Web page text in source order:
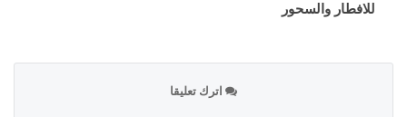
للافطار والسحور
اترك تعليقا